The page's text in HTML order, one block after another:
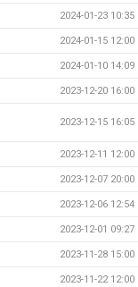
2024-01-23 10:35
2024-01-15 12:00
2024-01-10 14:09
2023-12-20 16:00
2023-12-15 16:05
2023-12-11 12:00
2023-12-07 20:00
2023-12-06 12:54
2023-12-01 09:27
2023-11-28 15:00
2023-11-22 12:00